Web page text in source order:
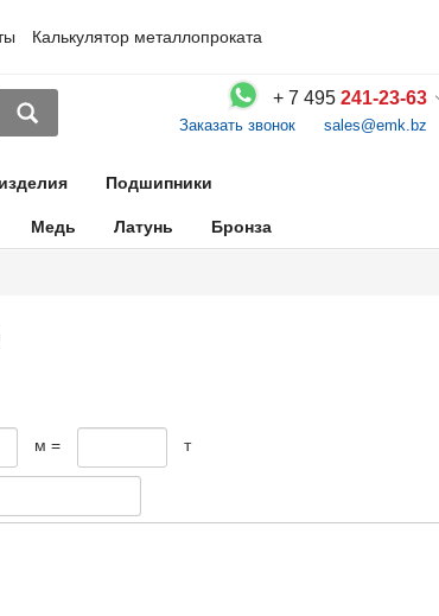
Калькулятор металлопроката
+ 7 495 241-23-63
Заказать звонок sales@emk.bz
Подшипники
Медь Латунь Бронза
м = т